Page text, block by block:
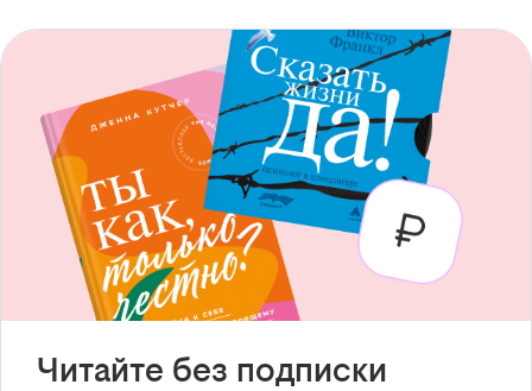
Читайте без подписки